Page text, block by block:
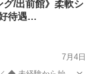
グ/出前館》柔軟シ
待遇…
7月4日